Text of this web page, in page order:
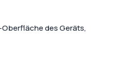
des Geräts,